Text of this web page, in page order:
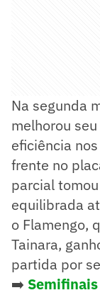
Na segunda
melhorou
eficiência
frente no
parcial
equilibrada
o Flamengo,
Tainara,
partida por
➡️